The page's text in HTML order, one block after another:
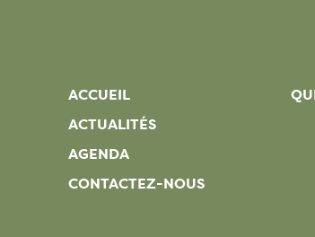
ACCUEIL
ACTUALITÉS
AGENDA
CONTACTEZ-NOUS